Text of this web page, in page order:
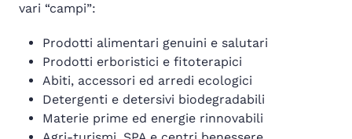
vari “campi”:
Prodotti alimentari genuini e salutari
Prodotti erboristici e fitoterapici
Abiti, accessori ed arredi ecologici
Detergenti e detersivi biodegradabili
Materie prime ed energie rinnovabili